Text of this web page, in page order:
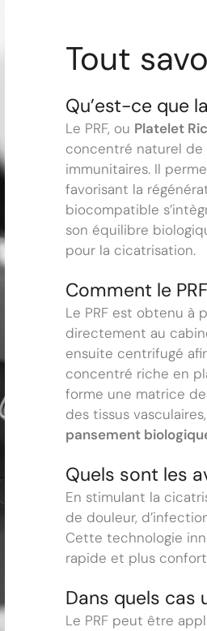
Tout
Qu’est-ce que
Le PRF, ou Platelet
concentré naturel
immunitaires. Il
favorisant la
biocompatible
son équilibre
pour la cicatrisation.
Comment le
Le PRF est obtenu à
directement au
ensuite centrifugé
concentré riche en
forme une matrice
des tissus
pansement
Quels sont les
En stimulant la
de douleur,
Cette technologie
rapide et plus
Dans quels cas
Le PRF peut être